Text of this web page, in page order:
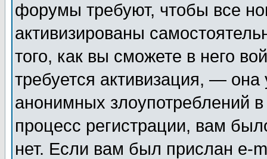
форумы требуют, чтобы все
активизированы
того, как вы сможете в него
требуется активизация, —
анонимных злоупотреблений
процесс регистрации, вам
нет. Если вам был прислан e-